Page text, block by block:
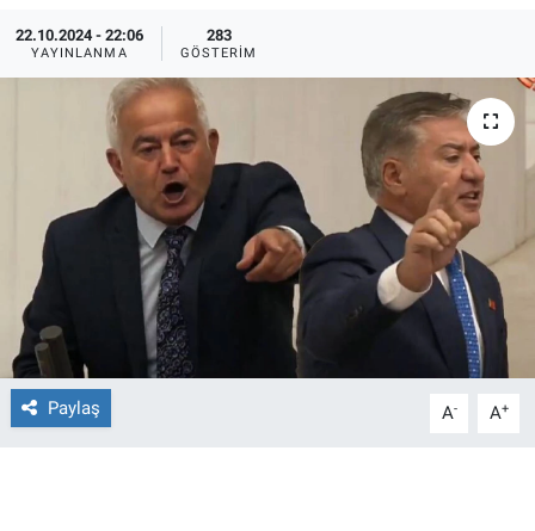
22.10.2024 - 22:06
YAYINLANMA
283
GÖSTERIM
Paylaş A- A+
Ekonomi
Forum
Gerçeğin İzinde
Gün Başlıyor
Gün Bitiyor
Gün Ortası